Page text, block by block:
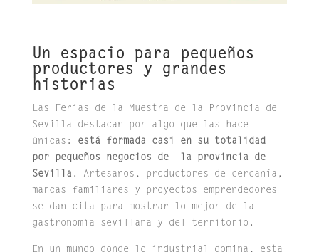
Un espacio para pequeños
productores y grandes
historias
Las Ferias de la Muestra de la Provincia de
Sevilla destacan por algo que las hace
únicas: está formada casi en su totalidad
por pequeños negocios de la provincia de
Sevilla . Artesanos, productores de cercanía,
marcas familiares y proyectos emprendedores
se dan cita para mostrar lo mejor de la
gastronomía sevillana y del territorio.